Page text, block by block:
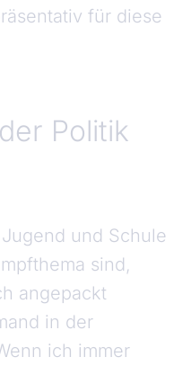
für diese
Politik
und Schule
sind,
angepackt
in der
ich immer